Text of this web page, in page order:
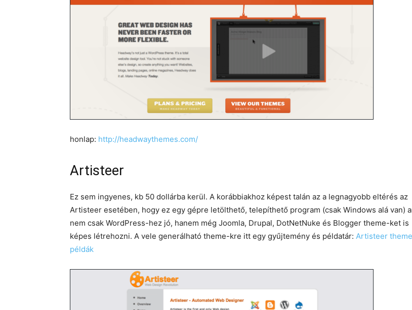
honlap: http://headwaythemes.com/
Artisteer
Ez sem ingyenes, kb 50 dollárba kerül. A korábbiakhoz képest talán az a legnagyobb eltérés az
Artisteer esetében, hogy ez egy gépre letölthető, telepíthető program (csak Windows alá van)
nem csak WordPress-hez jó, hanem még Joomla, Drupal, DotNetNuke és Blogger theme-ket is
képes létrehozni. A vele generálható theme-kre itt egy gyűjtemény és példatár: Artisteer theme
példák